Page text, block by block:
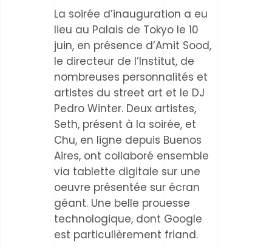
La soirée d’inauguration a eu
lieu au Palais de Tokyo le 10
juin, en présence d’Amit Sood,
le directeur de l’Institut, de
nombreuses personnalités et
artistes du street art et le DJ
Pedro Winter. Deux artistes,
Seth, présent à la soirée, et
Chu, en ligne depuis Buenos
Aires, ont collaboré ensemble
via tablette digitale sur une
oeuvre présentée sur écran
géant. Une belle prouesse
technologique, dont Google
est particulièrement friand.